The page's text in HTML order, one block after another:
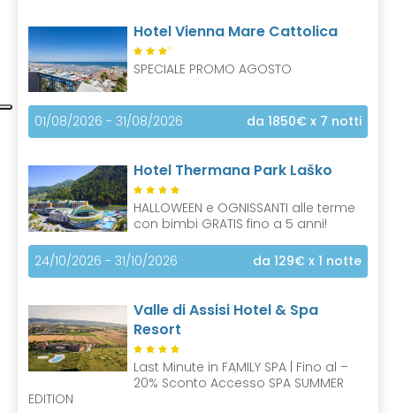
Hotel Vienna Mare Cattolica
S
SPECIALE PROMO AGOSTO
01/08/2026 - 31/08/2026 da 1850€ x 7 notti
Hotel Thermana Park Laško
HALLOWEEN e OGNISSANTI alle terme
con bimbi GRATIS fino a 5 anni!
24/10/2026 - 31/10/2026 da 129€ x 1 notte
Valle di Assisi Hotel & Spa
Resort
Last Minute in FAMILY SPA | Fino al –
20% Sconto Accesso SPA SUMMER
EDITION